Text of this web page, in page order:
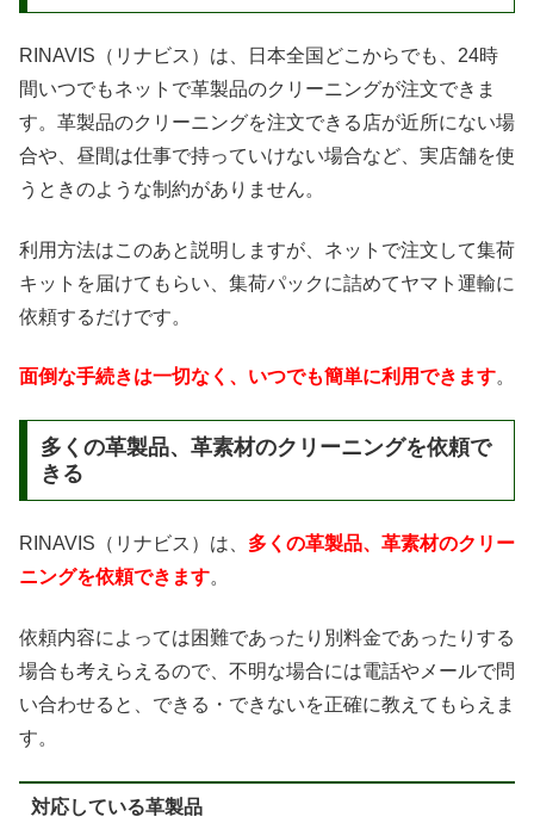
RINAVIS（リナビス）は、日本全国どこからでも、24時
間いつでもネットで革製品のクリーニングが注文できま
す。革製品のクリーニングを注文できる店が近所にない場
合や、昼間は仕事で持っていけない場合など、実店舗を使
うときのような制約がありません。
利用方法はこのあと説明しますが、ネットで注文して集荷
キットを届けてもらい、集荷パックに詰めてヤマト運輸に
依頼するだけです。
面倒な手続きは一切なく、いつでも簡単に利用できます。
多くの革製品、革素材のクリーニングを依頼で
きる
RINAVIS（リナビス）は、 多くの革製品、革素材のクリー
ニングを依頼できます。
依頼内容によっては困難であったり別料金であったりする
場合も考えらえるので、不明な場合には電話やメールで問
い合わせると、できる・できないを正確に教えてもらえま
す。
対応している革製品